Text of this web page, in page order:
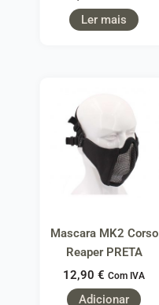
Ler mais
Mascara MK2 Corso
Reaper PRETA
12,90 € Com IVA
Adicionar